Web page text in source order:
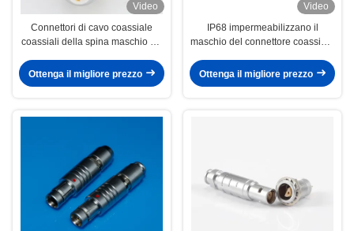
Video
Connettori di cavo coassiale
coassiali della spina maschio 1S
Ottenga il migliore prezzo
Video
IP68 impermeabilizzano il
maschio del connettore coassiale
FFA.1E.250
Ottenga il migliore prezzo